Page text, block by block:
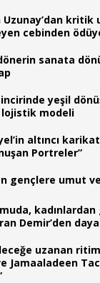
Uzunay’dan kritik
cebinden
sanata
yeşil
modeli
altıncı
Portreler”
gençlere umut
Demir’den
uzanan
Jamaaladeen